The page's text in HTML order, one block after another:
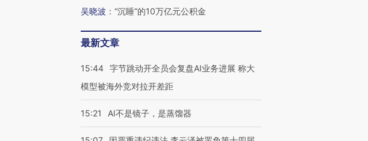
吴晓波 ： “沉睡”的10万亿元公积金
最新文章
15:44 字节跳动开全员会复盘AI业务进展 称大
模型被海外竞对拉开差距
15:21 AI不是镜子，是蒸馏器